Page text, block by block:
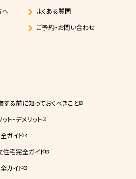
へ
よくある質問
ご予約・お問い合わせ
る前に知っておくべきことopen_in_new
ト・デメリットopen_in_new
ガイドopen_in_new
住宅完全ガイドopen_in_new
ガイドopen_in_new